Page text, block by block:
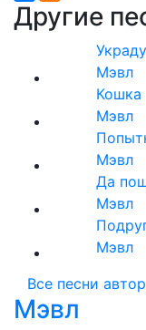
Другие
Украду
Мэвл
Кошка
Мэвл
Мэвл
Да
Мэвл
Мэвл
Все песни
Мэвл